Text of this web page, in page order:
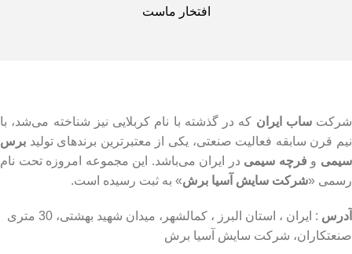
افتخار ماست
شرکتساب ایران که در گذشته با نام کربلایی نیز شناخته می‌شد، با
نیم قرن سابقه فعالیت صنعتی، یکی از معتبرترین برندهای تولید برس
سیمی و فرچه سیمی در ایران می‌باشد. این مجموعه امروزه تحت نام
رسمی «شرکت سایش آسیا برش» به ثبت رسیده است.
آدرس
: ایران ، استان البرز ، کمالشهر، میدان شهید بهشتی، 30 متری
صنعتکاران، شرکت سایش آسیا برش